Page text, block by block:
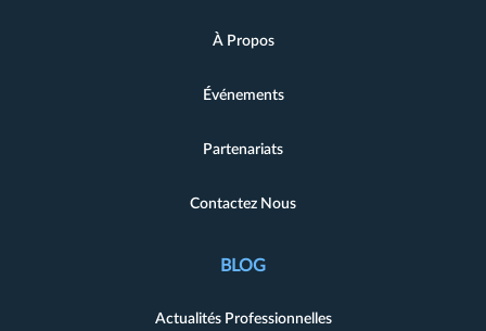
À Propos
Événements
Partenariats
Contactez Nous
BLOG
Actualités Professionnelles